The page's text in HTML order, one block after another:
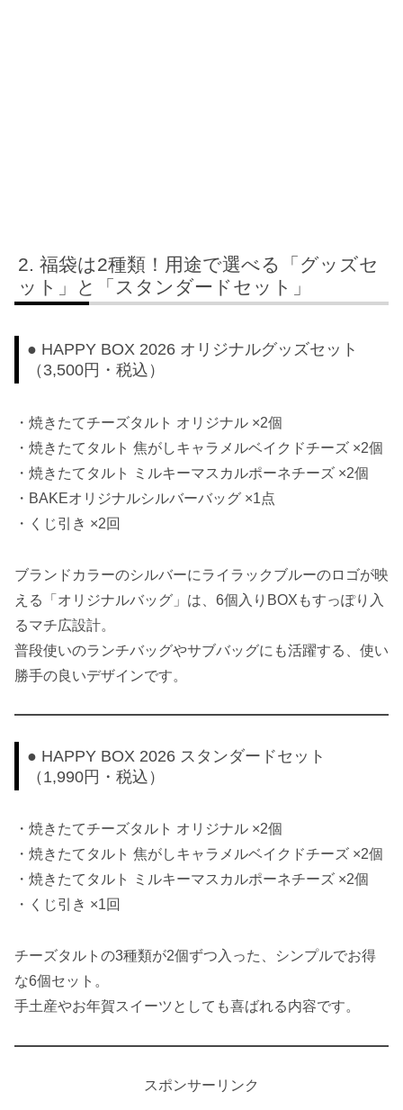
福袋は2種類！用途で選べる「グッズセ
ット」と「スタンダードセット」
● HAPPY BOX 2026 オリジナルグッズセット
（3,500円・税込）
・焼きたてチーズタルト オリジナル ×2個
・焼きたてタルト 焦がしキャラメルベイクドチーズ ×2個
・焼きたてタルト ミルキーマスカルポーネチーズ ×2個
・BAKEオリジナルシルバーバッグ ×1点
・くじ引き ×2回
ブランドカラーのシルバーにライラックブルーのロゴが映
える「オリジナルバッグ」は、6個入りBOXもすっぽり入
るマチ広設計。
普段使いのランチバッグやサブバッグにも活躍する、使い
勝手の良いデザインです。
● HAPPY BOX 2026 スタンダードセット
（1,990円・税込）
・焼きたてチーズタルト オリジナル ×2個
・焼きたてタルト 焦がしキャラメルベイクドチーズ ×2個
・焼きたてタルト ミルキーマスカルポーネチーズ ×2個
・くじ引き ×1回
チーズタルトの3種類が2個ずつ入った、シンプルでお得
な6個セット。
手土産やお年賀スイーツとしても喜ばれる内容です。
スポンサーリンク